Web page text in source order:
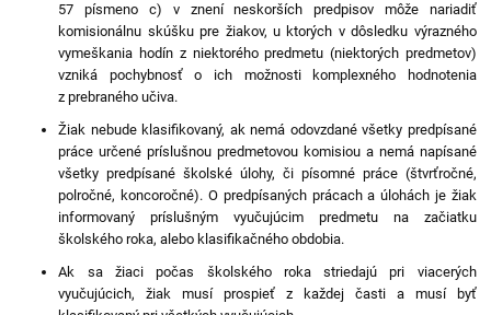
57 písmeno c) v znení neskorších predpisov môže nariadiť
komisionálnu skúšku pre žiakov, u ktorých v dôsledku výrazného
vymeškania hodín z niektorého predmetu (niektorých predmetov)
vzniká pochybnosť o ich možnosti komplexného hodnotenia
z prebraného učiva.
Žiak nebude klasifikovaný, ak nemá odovzdané všetky predpísané
práce určené príslušnou predmetovou komisiou a nemá napísané
všetky predpísané školské úlohy, či písomné práce (štvrťročné,
polročné, koncoročné). O predpísaných prácach a úlohách je žiak
informovaný príslušným vyučujúcim predmetu na začiatku
školského roka, alebo klasifikačného obdobia.
Ak sa žiaci počas školského roka striedajú pri viacerých
vyučujúcich, žiak musí prospieť z každej časti a musí byť